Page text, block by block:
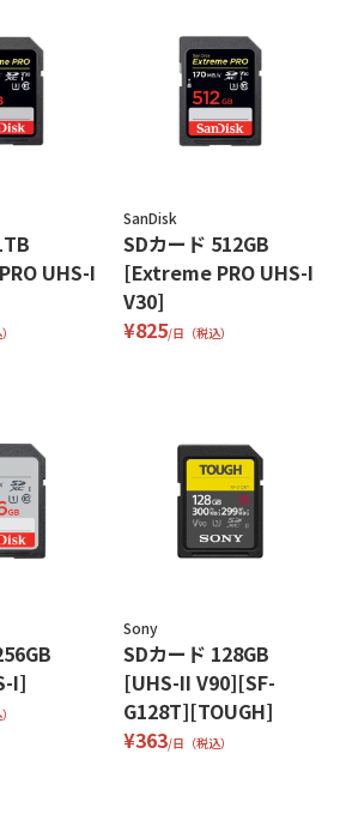
UHS-I
SanDisk
SDカード 512GB
[Extreme PRO UHS-I
V30]
¥825/日（税込）
I]
Sony
SDカード 128GB
[UHS-II V90][SF-
G128T][TOUGH]
¥363/日（税込）